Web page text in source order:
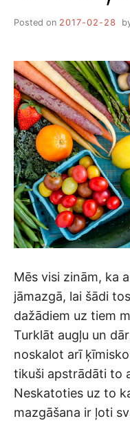
Posted on 2017-02-28
Mēs visi zinām, ka
jāmazgā, lai šādi
dažādiem uz tiem
Turklāt augļu un
noskalot arī
tikuši apstrādāti to
Neskatoties uz to
mazgāšana ir ļoti